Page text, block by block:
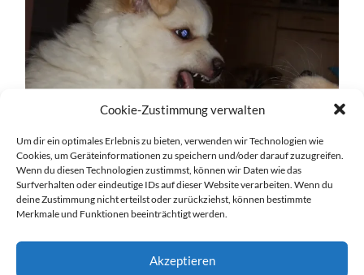
Cookie-Zustimmung verwalten
Um dir ein optimales Erlebnis zu bieten, verwenden wir Technologien wie
Cookies, um Geräteinformationen zu speichern und/oder darauf zuzugreifen.
Wenn du diesen Technologien zustimmst, können wir Daten wie das
Surfverhalten oder eindeutige IDs auf dieser Website verarbeiten. Wenn du
deine Zustimmung nicht erteilst oder zurückziehst, können bestimmte
Merkmale und Funktionen beeinträchtigt werden.
Akzeptieren